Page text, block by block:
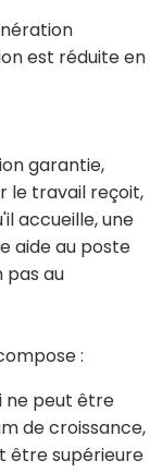
est réduite en
garantie,
le travail reçoit,
accueille, une
aide au poste
pas au
:
ne peut être
de croissance,
être supérieure